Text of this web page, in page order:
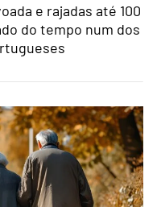
e rajadas até 100
do tempo num dos